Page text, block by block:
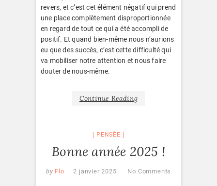
revers, et c’est cet élément négatif qui prend
une place complètement disproportionnée
en regard de tout ce qui a été accompli de
positif. Et quand bien-même nous n’aurions
eu que des succès, c’est cette difficulté qui
va mobiliser notre attention et nous faire
douter de nous-même.
Continue Reading
PENSÉE
Bonne année 2025 !
by Flo 2 janvier 2025 No Comments